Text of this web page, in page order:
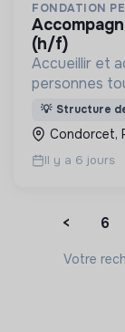
FONDATION
accompagnant éducatif et social (aes)
(h/f)
Accueillir et
personnes
un handicap
💡 Structure de
Condorcet,
Il y a 6 jours
< 6
Votre